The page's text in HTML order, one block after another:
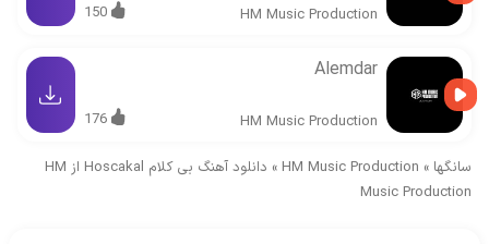
HM Music Production
150
Alemdar
HM Music Production
176
سانگها »
HM Music Production
»
دانلود آهنگ بی کلام Hoscakal از HM
Music Production